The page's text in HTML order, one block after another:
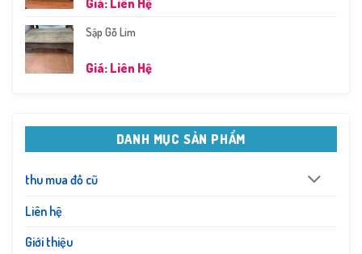
Giá: Liên Hệ
Sập Gỗ Lim
Giá: Liên Hệ
DANH MỤC SẢN PHẨM
thu mua đồ cũ
Liên hệ
Giới thiệu